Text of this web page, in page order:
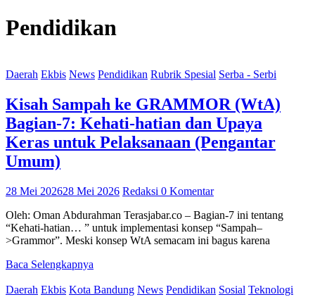
Pendidikan
Daerah Ekbis News Pendidikan Rubrik Spesial Serba - Serbi
Kisah Sampah ke GRAMMOR (WtA)
Bagian-7: Kehati-hatian dan Upaya
Keras untuk Pelaksanaan (Pengantar
Umum)
28 Mei 202628 Mei 2026 Redaksi 0 Komentar
Oleh: Oman Abdurahman Terasjabar.co – Bagian-7 ini tentang
“Kehati-hatian… ” untuk implementasi konsep “Sampah–
>Grammor”. Meski konsep WtA semacam ini bagus karena
Baca Selengkapnya
Daerah Ekbis Kota Bandung News Pendidikan Sosial Teknologi